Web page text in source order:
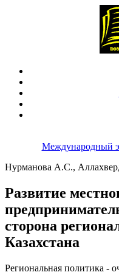
Международный
Нурманова А.С.,
Развитие
сторона
Казахстана
Региональная политика -